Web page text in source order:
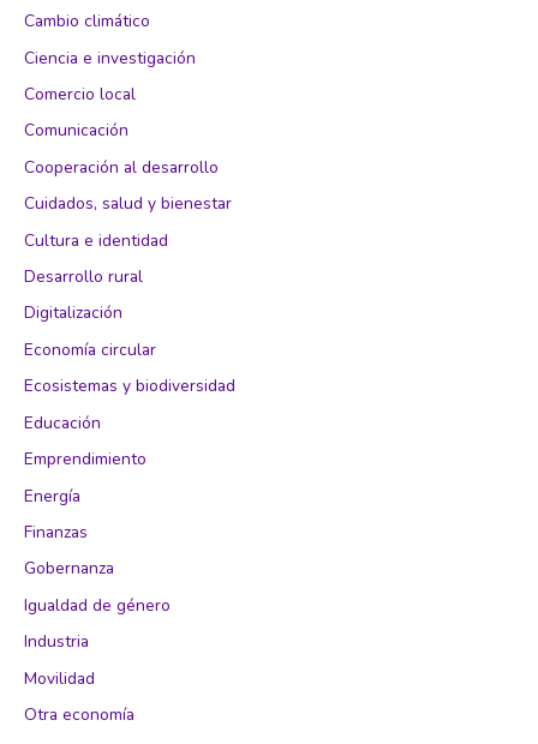
Cambio climático
Ciencia e investigación
Comercio local
Comunicación
Cooperación al desarrollo
Cuidados, salud y bienestar
Cultura e identidad
Desarrollo rural
Digitalización
Economía circular
Ecosistemas y biodiversidad
Educación
Emprendimiento
Energía
Finanzas
Gobernanza
Igualdad de género
Industria
Movilidad
Otra economía